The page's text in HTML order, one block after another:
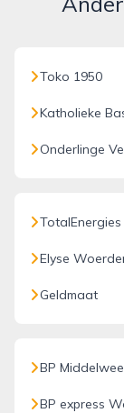
Toko 1950
Katholieke
Onderlinge
Elyse
Geldmaat
BP
BP express